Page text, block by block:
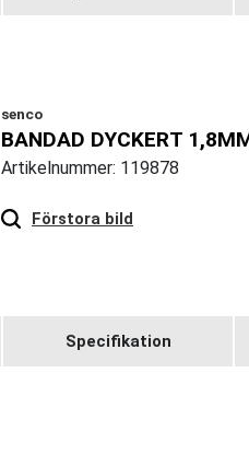
senco
BANDAD DYCKERT
Artikelnummer: 119878
Förstora bild
Specifikation